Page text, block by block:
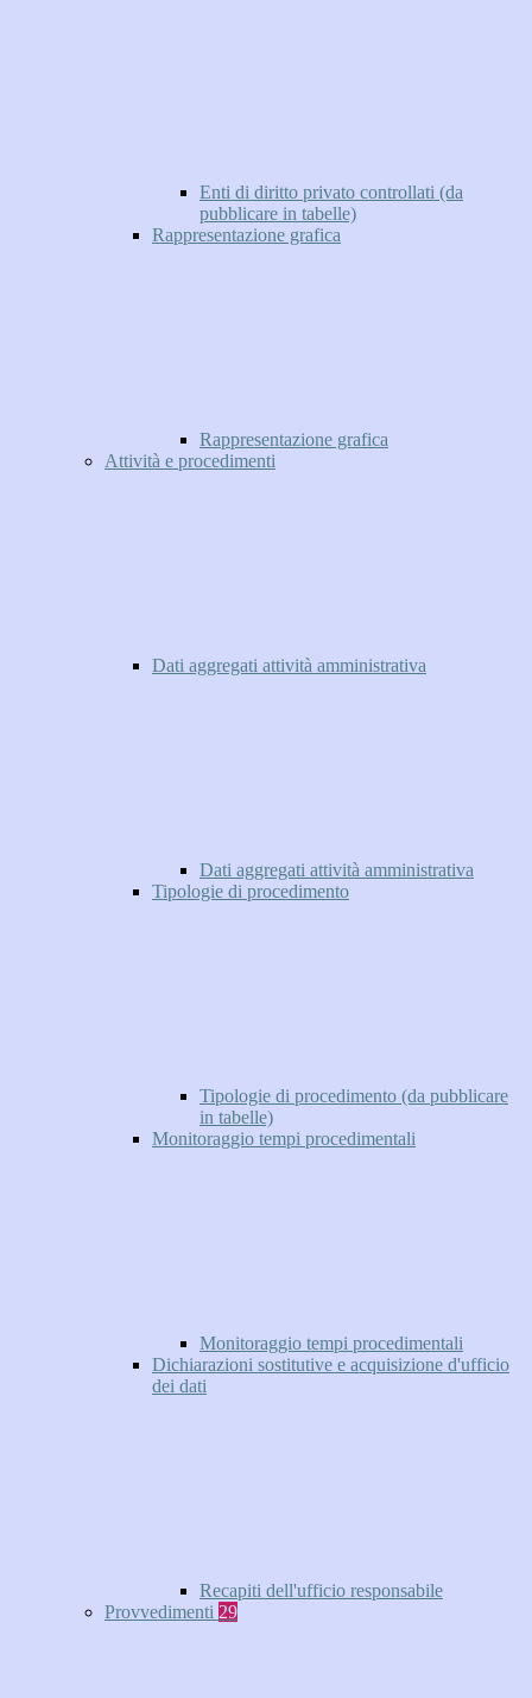
Enti di diritto privato controllati (da
pubblicare in tabelle)
Rappresentazione grafica
Rappresentazione grafica
Attività e procedimenti
Dati aggregati attività amministrativa
Dati aggregati attività amministrativa
Tipologie di procedimento
Tipologie di procedimento (da pubblicare
in tabelle)
Monitoraggio tempi procedimentali
Monitoraggio tempi procedimentali
Dichiarazioni sostitutive e acquisizione d'ufficio
dei dati
Recapiti dell'ufficio responsabile
Provvedimenti 29